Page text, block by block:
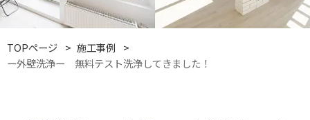
TOPページ
施工事例
ー外壁洗浄ー 無料テスト洗浄してきました！